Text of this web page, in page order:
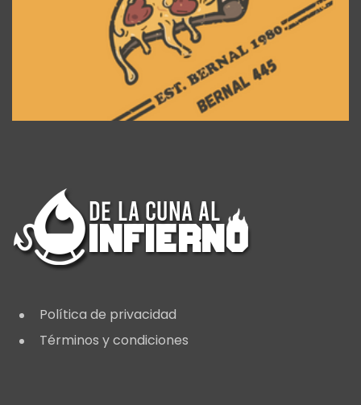
Política de privacidad
Términos y condiciones